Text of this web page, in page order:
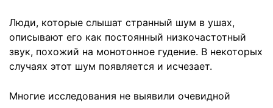
Люди, которые слышат странный шум в ушах,
описывают его как постоянный низкочастотный
звук, похожий на монотонное гудение. В некоторых
случаях этот шум появляется и исчезает.
Многие исследования не выявили очевидной